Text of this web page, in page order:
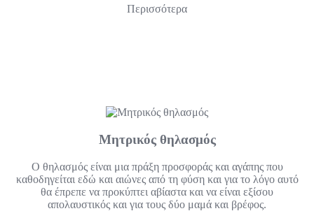
Περισσότερα
Μητρικός θηλασμός
Ο θηλασμός είναι μια πράξη προσφοράς και αγάπης που
καθοδηγείται εδώ και αιώνες από τη φύση και για το λόγο αυτό
θα έπρεπε να προκύπτει αβίαστα και να είναι εξίσου
απολαυστικός και για τους δύο μαμά και βρέφος.